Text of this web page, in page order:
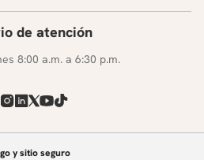
de atención
8:00 a.m. a 6:30 p.m.
y sitio seguro